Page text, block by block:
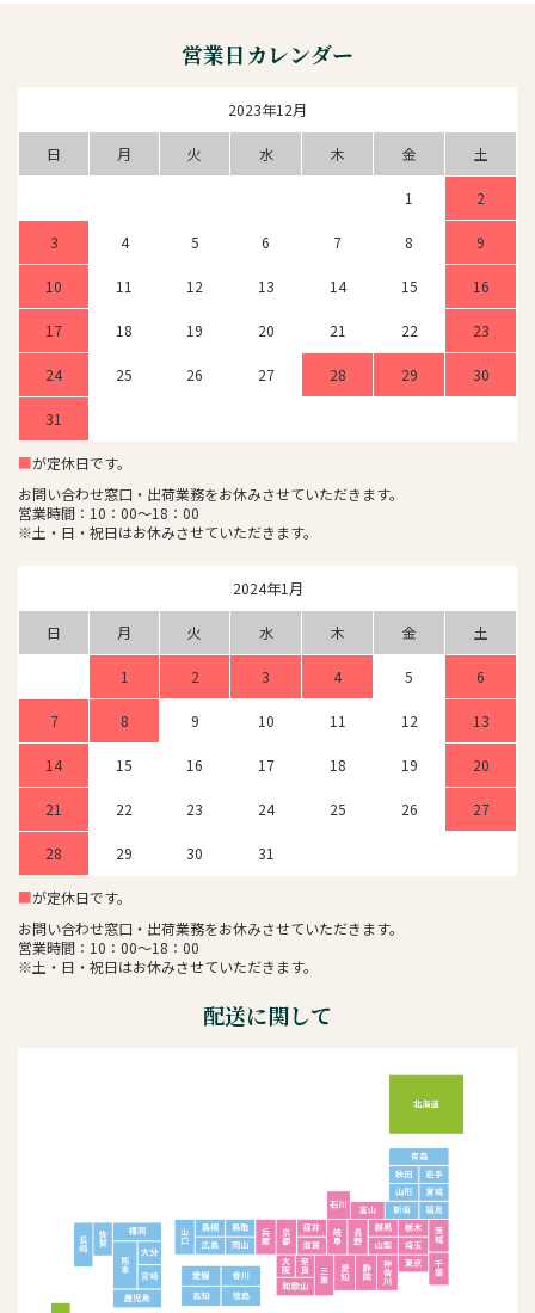
営業日カレンダー
2023年12月
日 月 火 水 木 金 土
1 2
3 4 5 6 7 8 9
10 11 12 13 14 15 16
17 18 19 20 21 22 23
24 25 26 27 28 29 30
31
■が定休日です。
お問い合わせ窓口・出荷業務をお休みさせていただきます。
営業時間：10：00～18：00
※土・日・祝日はお休みさせていただきます。
2024年1月
日 月 火 水 木 金 土
1 2 3 4 5 6
7 8 9 10 11 12 13
14 15 16 17 18 19 20
21 22 23 24 25 26 27
28 29 30 31
■が定休日です。
お問い合わせ窓口・出荷業務をお休みさせていただきます。
営業時間：10：00～18：00
※土・日・祝日はお休みさせていただきます。
配送に関して